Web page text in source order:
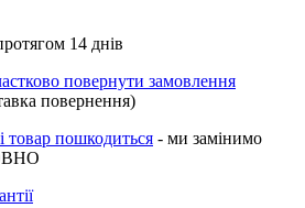
14 днів
повернути замовлення
повернення)
товар пошкодиться - ми замінимо